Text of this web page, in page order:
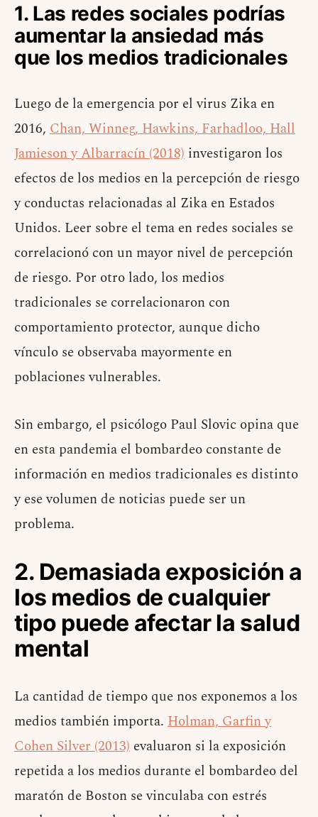
1. Las redes sociales podrías
aumentar la ansiedad más
que los medios tradicionales
Luego de la emergencia por el virus Zika en
2016, Chan, Winneg, Hawkins, Farhadloo, Hall
Jamieson y Albarracín (2018) investigaron los
efectos de los medios en la percepción de riesgo
y conductas relacionadas al Zika en Estados
Unidos. Leer sobre el tema en redes sociales se
correlacionó con un mayor nivel de percepción
de riesgo. Por otro lado, los medios
tradicionales se correlacionaron con
comportamiento protector, aunque dicho
vínculo se observaba mayormente en
poblaciones vulnerables.
Sin embargo, el psicólogo Paul Slovic opina que
en esta pandemia el bombardeo constante de
información en medios tradicionales es distinto
y ese volumen de noticias puede ser un
problema.
2. Demasiada exposición a
los medios de cualquier
tipo puede afectar la salud
mental
La cantidad de tiempo que nos exponemos a los
medios también importa. Holman, Garfin y
Cohen Silver (2013) evaluaron si la exposición
repetida a los medios durante el bombardeo del
maratón de Boston se vinculaba con estrés